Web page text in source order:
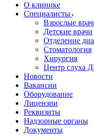
О клинике
Специалисты
Взрослые
Детские врачи
Отделение
Стоматология
Хирургия
Центр слуха
Новости
Вакансии
Оборудование
Лицензии
Реквизиты
Надзорные органы
Документы